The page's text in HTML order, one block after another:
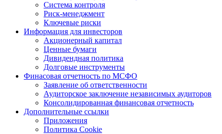
Система контроля
Риск-менеджмент
Ключевые риски
Информация для инвесторов
Акционерный капитал
Ценные бумаги
Дивидендная политика
Долговые инструменты
Финасовая отчетность по МСФО
Заявление об ответственности
Аудиторское заключение независимых аудиторов
Консолидированная финансовая отчетность
Дополнительные ссылки
Приложения
Политика Cookie